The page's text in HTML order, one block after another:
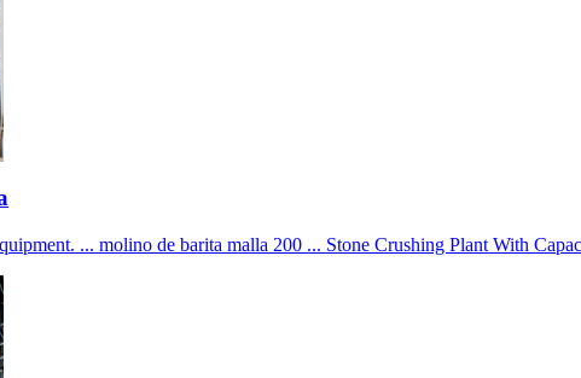
... molino de barita malla 200 ... Stone Crushing Plant With